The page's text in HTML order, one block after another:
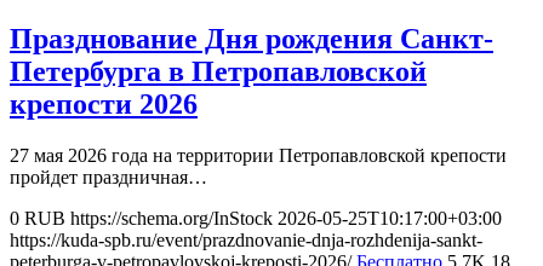
Празднование Дня рождения Санкт-
Петербурга в Петропавловской
крепости 2026
27 мая 2026 года на территории Петропавловской крепости
пройдет праздничная…
0 RUB https://schema.org/InStock 2026-05-25T10:17:00+03:00
https://kuda-spb.ru/event/prazdnovanie-dnja-rozhdenija-sankt-